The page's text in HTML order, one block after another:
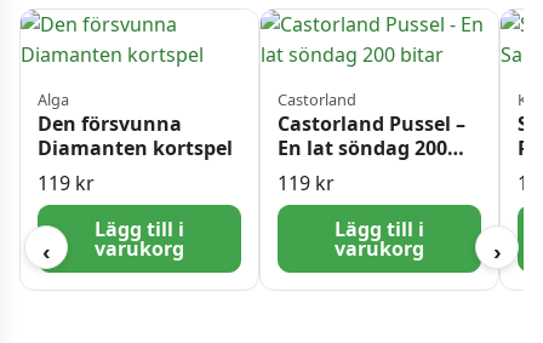
‹
Alga
Den försvunna
Diamanten kortspel
119 kr
Lägg till i
varukorg
Castorland
Castorland Pussel –
En lat söndag 200
bitar
119 kr
Lägg till i
varukorg ›